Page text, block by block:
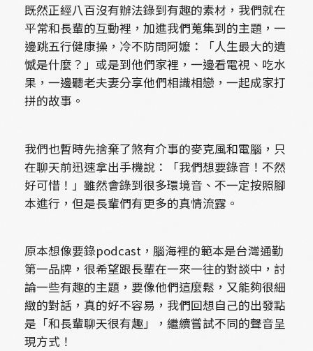
既然正經八百沒有辦法錄到有趣的素材，我們就在
平常和長輩的互動裡，加進我們蒐集到的主題，一
邊跳五行健康操，冷不防問阿嬤：「人生最大的遺
憾是什麼？」或是到他們家裡，一邊看電視、吃水
果，一邊聽老夫妻分享他們相識相戀，一起成家打
拼的故事。
我們也暫時先捨棄了煞有介事的麥克風和電腦，只
在聊天前迅速拿出手機說：「我們想要錄音！不然
好可惜！」雖然會錄到很多環境音、不一定按照腳
本進行，但是長輩們有更多的真情流露。
原本想像要錄podcast，腦海裡的範本是台灣通勤
第一品牌，很希望跟長輩在一來一往的對談中，討
論一些有趣的主題，要像他們這麼鬆，又能夠很細
緻的對話，真的好不容易，我們回想自己的出發點
是「和長輩聊天很有趣」，繼續嘗試不同的聲音呈
現方式！